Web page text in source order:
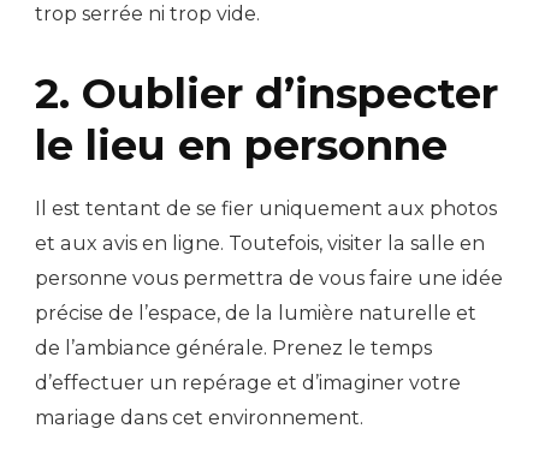
trop serrée ni trop vide.
2. Oublier d’inspecter
le lieu en personne
Il est tentant de se fier uniquement aux photos
et aux avis en ligne. Toutefois, visiter la salle en
personne vous permettra de vous faire une idée
précise de l’espace, de la lumière naturelle et
de l’ambiance générale. Prenez le temps
d’effectuer un repérage et d’imaginer votre
mariage dans cet environnement.